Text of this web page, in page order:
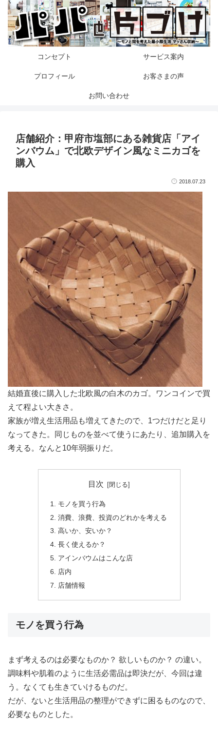
コンセプト サービス案内
プロフィール お客さまの声
お問い合わせ
店舗紹介：甲府市塩部にある雑貨店「アイ
ンバウム」で北欧デザイン風なミニカゴを
購入
2018.07.23
結婚直後に購入した北欧風の白木のカゴ。ワンコインで買
えて程よい大きさ。
家族が増え生活用品も増えてきたので、1つだけだと足り
なってきた。同じものを並べて使うにあたり、追加購入を
考える。なんと10年弱振りだ。
目次
モノを買う行為
消費、浪費、投資のどれかを考える
高いか、安いか？
長く使えるか？
アインバウムはこんな店
店内
店舗情報
モノを買う行為
まず考えるのは必要なものか？ 欲しいものか？ の違い。
調味料や肌着のように生活必需品は即決だが、今回は違
う。なくても生きていけるものだ。
だが、ないと生活用品の整理ができずに困るものなので、
必要なものとした。